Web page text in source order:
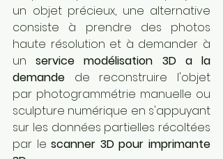
un objet précieux, une alternative
consiste à prendre des photos
haute résolution et à demander à
un service modélisation 3D a la
demande de reconstruire l'objet
par photogrammétrie manuelle ou
sculpture numérique en s'appuyant
sur les données partielles récoltées
par le scanner 3D pour imprimante